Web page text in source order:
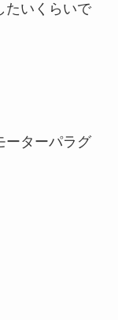
たいくらいで
ーターパラグ